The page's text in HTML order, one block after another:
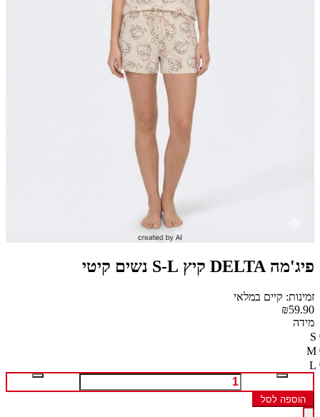
פיג'מה DELTA קיץ S-L נשים קיטי
זמינות: קיים במלאי
₪59.90
מידה
S
M
L
הוספה לסל